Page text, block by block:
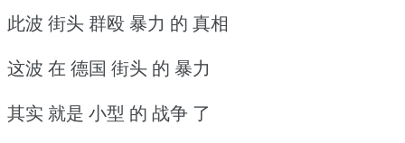
此波 街头 群殴 暴力 的 真相
这波 在 德国 街头 的 暴力
其实 就是 小型 的 战争 了